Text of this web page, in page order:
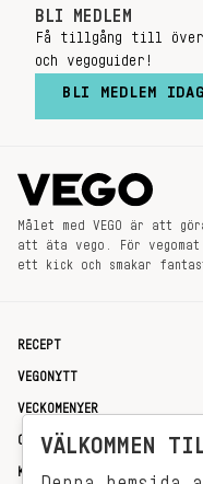
BLI MEDLEM
Få tillgång till
och vegoguider!
BLI MEDLEM IDAG
Målet med VEGO är att
att äta vego. För
ett kick och smakar
RECEPT
VEGONYTT
VECKOMENYER
OM OSS
KONTAKT
VÄLKOMMEN